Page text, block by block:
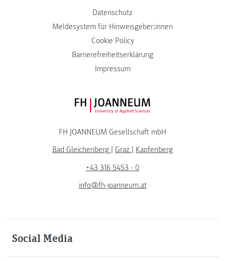
Datenschutz
Meldesystem für Hinweisgeber:innen
Cookie Policy
Barrierefreiheitserklärung
Impressum
FH JOANNEUM Logo
FH JOANNEUM Gesellschaft mbH
Bad Gleichenberg
Graz
Kapfenberg
+43 316 5453 - 0
info@fh-joanneum.at
Social Media